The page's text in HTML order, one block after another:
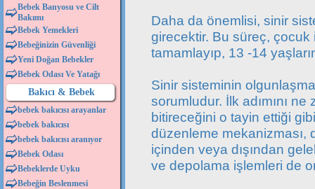
Bebek Banyosu ve Cilt
Bakımı
Bebek Yemekleri
Bebeğinizin Güvenliği
Yeni Doğan Bebekler
Bebek Odası Ve Yatağı
Bakıcı & Bebek
bebek bakıcısı arayanlar
bebek bakıcısı
bebek bakıcısı aranıyor
Bebek Odası
Bebeklerde Uyku
Bebeğin Beslenmesi
Daha da önemlisi, sinir
girecektir. Bu süreç, çocuk
tamamlayıp, 13 -14
Sinir sisteminin
sorumludur. İlk adımını
bitireceğini o tayin ettiği
düzenleme mekanizması,
içinden veya dışından
ve depolama işlemleri de